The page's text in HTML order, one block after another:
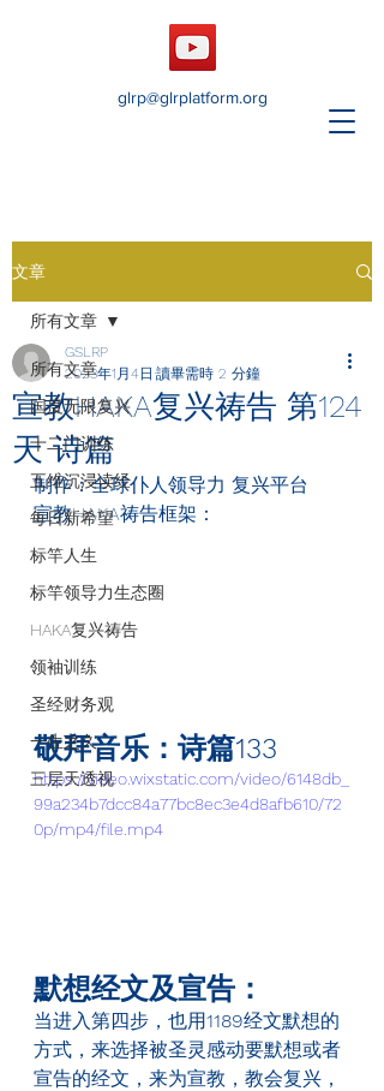
glrp@glrplatform.org
文章
所有文章
国度无限复兴
十二门训练
五维沉浸读经
每日新希望
标竿人生
标竿领导力生态圈
HAKA复兴祷告
领袖训练
圣经财务观
一生之久
三层天透视
所有文章
宣教HAKA复兴祷告 第124
天 诗篇
GSLRP
2023年1月4日 讀畢需時 2 分鐘
制作：全球仆人领导力 复兴平台
宣教HAKA祷告框架：
敬拜音乐：诗篇133
https://video.wixstatic.com/video/6148db_
99a234b7dcc84a77bc8ec3e4d8afb610/72
0p/mp4/file.mp4
默想经文及宣告：
当进入第四步，也用1189经文默想的
方式，来选择被圣灵感动要默想或者
宣告的经文，来为宣教，教会复兴，